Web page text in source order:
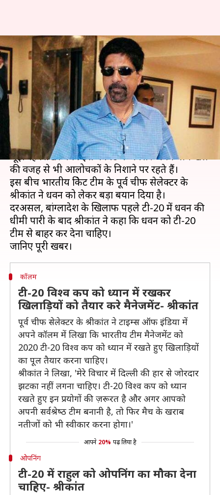
पूर्व सेलेक्टर श्रीकांत बोले- टी-20 टीम
से धवन को हटाओ, इस खिलाड़ी को
दो मौका
लेखन मोहम्मद वाहिद Nov 07, 2019 05:11 pm
क्या है खबर?
पिछले लंबे वक्त से टी-20 क्रिकेट में लगातार खराब फॉर्म से
जूझ रहे शिखर धवन इस फॉर्मेट में अक्सर अपने धीमे खेल
की वजह से भी आलोचकों के निशाने पर रहते हैं।
इस बीच भारतीय क्रिकेट टीम के पूर्व चीफ सेलेक्टर के
श्रीकांत ने धवन को लेकर बड़ा बयान दिया है।
दरअसल, बांग्लादेश के खिलाफ पहले टी-20 में धवन की
धीमी पारी के बाद श्रीकांत ने कहा कि धवन को टी-20
टीम से बाहर कर देना चाहिए।
कॉलम
टी-20 विश्व कप को ध्यान में रखकर
खिलाड़ियों को तैयार करे मैनेजमेंट- श्रीकांत
पूर्व चीफ सेलेक्टर के श्रीकांत ने टाइम्‍स ऑफ इंडिया में
अपने कॉलम में लिखा कि भारतीय टीम मैनेजमेंट को
2020 टी-20 विश्व कप को ध्यान में रखते हुए खिलाड़ियों
का पूल तैयार करना चाहिए।
श्रीकांत ने लिखा, 'मेरे विचार में दिल्‍ली की हार से जोरदार
झटका नहीं लगना चाहिए। टी-20 विश्‍व कप को ध्‍यान
रखते हुए इन प्रयोगों की ज़रूरत है और अगर आपको
अपनी सर्वश्रेष्‍ठ टीम बनानी है, तो फिर मैच के खराब
नतीजों को भी स्‍वीकार करना होगा।'
आपने 20% पढ़ लिया है
ओपनिंग
टी-20 में राहुल को ओपनिंग का मौका देना
चाहिए- श्रीकांत